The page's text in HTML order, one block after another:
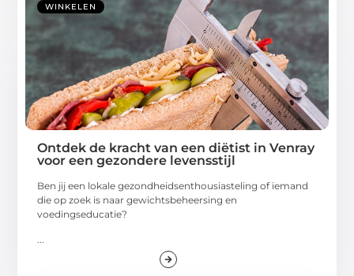
WINKELEN
Ontdek de kracht van een diëtist in Venray
voor een gezondere levensstijl
Ben jij een lokale gezondheidsenthousiasteling of iemand
die op zoek is naar gewichtsbeheersing en
voedingseducatie?
...